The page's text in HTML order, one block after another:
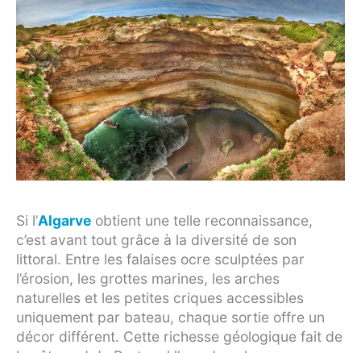
Si l’Algarve obtient une telle reconnaissance,
c’est avant tout grâce à la diversité de son
littoral. Entre les falaises ocre sculptées par
l’érosion, les grottes marines, les arches
naturelles et les petites criques accessibles
uniquement par bateau, chaque sortie offre un
décor différent. Cette richesse géologique fait de